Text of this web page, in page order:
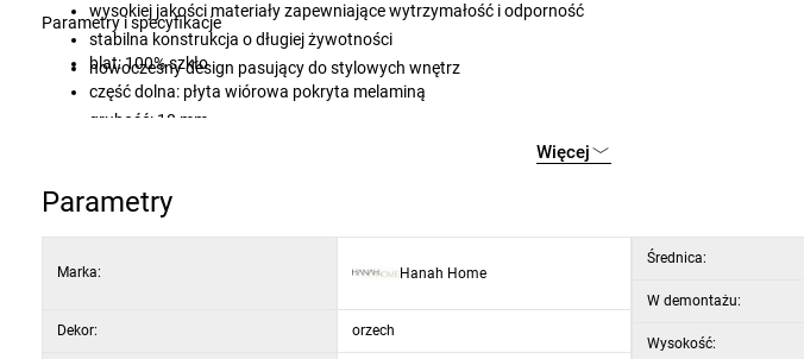
wysokiej jakości materiały zapewniające wytrzymałość i odporność
stabilna konstrukcja o długiej żywotności
nowoczesny design pasujący do stylowych wnętrz
Parametry i specyfikacje
blat: 100% szkło
część dolna: płyta wiórowa pokryta melaminą
grubość: 18 mm
wykończenie: orzech
Więcej
Parametry
Marka: Hanah Home
Dekor: orzech
Średnica:
W demontażu:
Wysokość: